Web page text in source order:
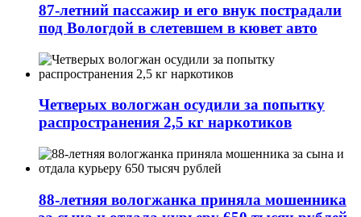
87-летний пассажир и его внук пострадали
под Вологдой в слетевшем в кювет авто
Четверых вологжан осудили за попытку
распространения 2,5 кг наркотиков
88-летняя вологжанка приняла мошенника